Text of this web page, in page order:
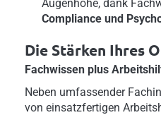
Augenhöhe, dank
Compliance und
Die Stärken Ihres
Fachwissen plus
Neben umfassender
von einsatzfertigen